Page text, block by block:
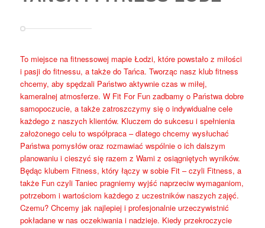
To miejsce na fitnessowej mapie Łodzi, które powstało z miłości
i pasji do fitnessu, a także do Tańca. Tworząc nasz klub fitness
chcemy, aby spędzali Państwo aktywnie czas w miłej,
kameralnej atmosferze. W Fit For Fun zadbamy o Państwa dobre
samopoczucie, a także zatroszczymy się o indywidualne cele
każdego z naszych klientów. Kluczem do sukcesu i spełnienia
założonego celu to współpraca – dlatego chcemy wysłuchać
Państwa pomysłów oraz rozmawiać wspólnie o ich dalszym
planowaniu i cieszyć się razem z Wami z osiągniętych wyników.
Będąc klubem Fitness, który łączy w sobie Fit – czyli Fitness, a
także Fun czyli Taniec pragniemy wyjść naprzeciw wymaganiom,
potrzebom i wartościom każdego z uczestników naszych zajęć.
Czemu? Chcemy jak najlepiej i profesjonalnie urzeczywistnić
pokładane w nas oczekiwania i nadzieje. Kiedy przekroczycie